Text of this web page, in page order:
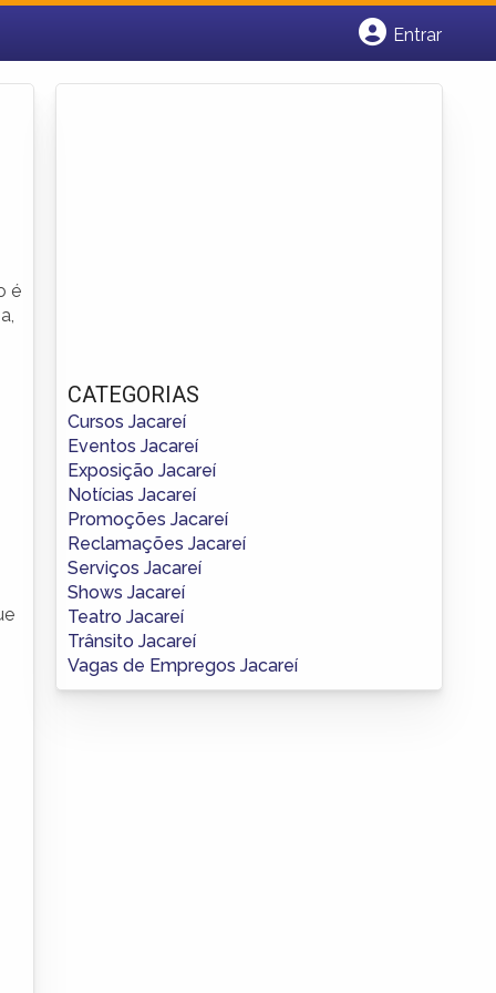
Entrar
é
CATEGORIAS
Cursos Jacareí
Eventos Jacareí
Exposição Jacareí
Notícias Jacareí
Promoções Jacareí
Reclamações Jacareí
Serviços Jacareí
Shows Jacareí
Teatro Jacareí
Trânsito Jacareí
Vagas de Empregos Jacareí